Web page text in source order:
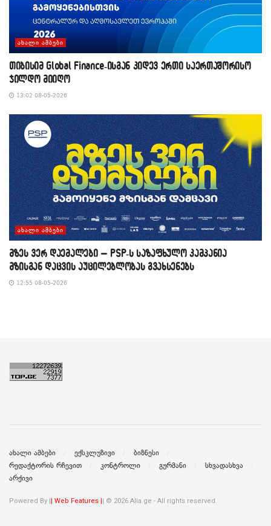
ᲐᲮᲐᲚᲘ ᲐᲛᲑᲔᲑᲘ
თიბისიმ Global Finance-ისგან კიდევ ერთი საერთაშორისო
ჯილდო მიიღო
13:02 08-05-2026
ᲐᲮᲐᲚᲘ ᲐᲛᲑᲔᲑᲘ
მზეს ვერ დაემალები – PSP-ს საზაფხულო კამპანია
მზისგან დაცვის აუცილებლობას გვახსენებს
12:55 08-05-2026
ახალი ამბები ექსკლუზივი
ბიზნესი
რედაქტორის რჩევით
კონტროლი გურმანი
სხვადასხვა
არქივი
Powered By || Web Features || © 2026 Alia.ge - All rights reserved